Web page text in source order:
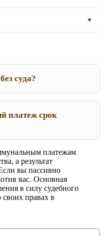
▼
суда?
платеж срок
платежам
а результат
вы пассивно
вас. Основная
в силу судебного
своих правах в